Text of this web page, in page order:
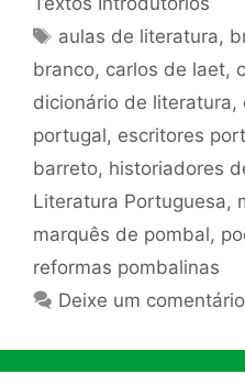
Tags
aulas de literatura,
branco, carlos de laet,
dicionário de literatura,
portugal, escritores
barreto, historiadores
Literatura Portuguesa,
marquês de pombal,
reformas pombalinas
Deixe um comentário